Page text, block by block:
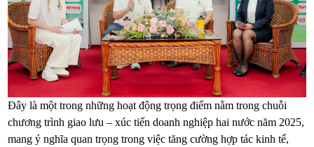
Đây là một trong những hoạt động trọng điểm nằm trong chuỗi
chương trình giao lưu – xúc tiến doanh nghiệp hai nước năm 2025,
mang ý nghĩa quan trọng trong việc tăng cường hợp tác kinh tế,